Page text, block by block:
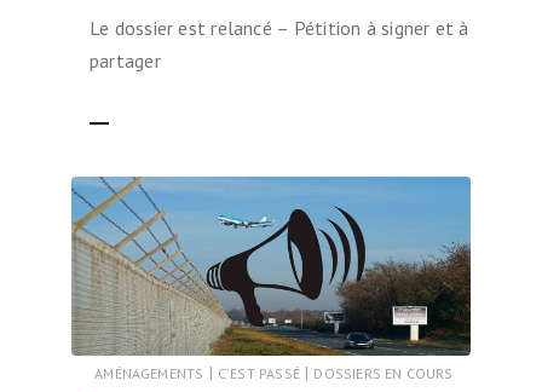
Le dossier est relancé – Pétition à signer et à
partager
AMÉNAGEMENTS | C'EST PASSÉ | DOSSIERS EN COURS